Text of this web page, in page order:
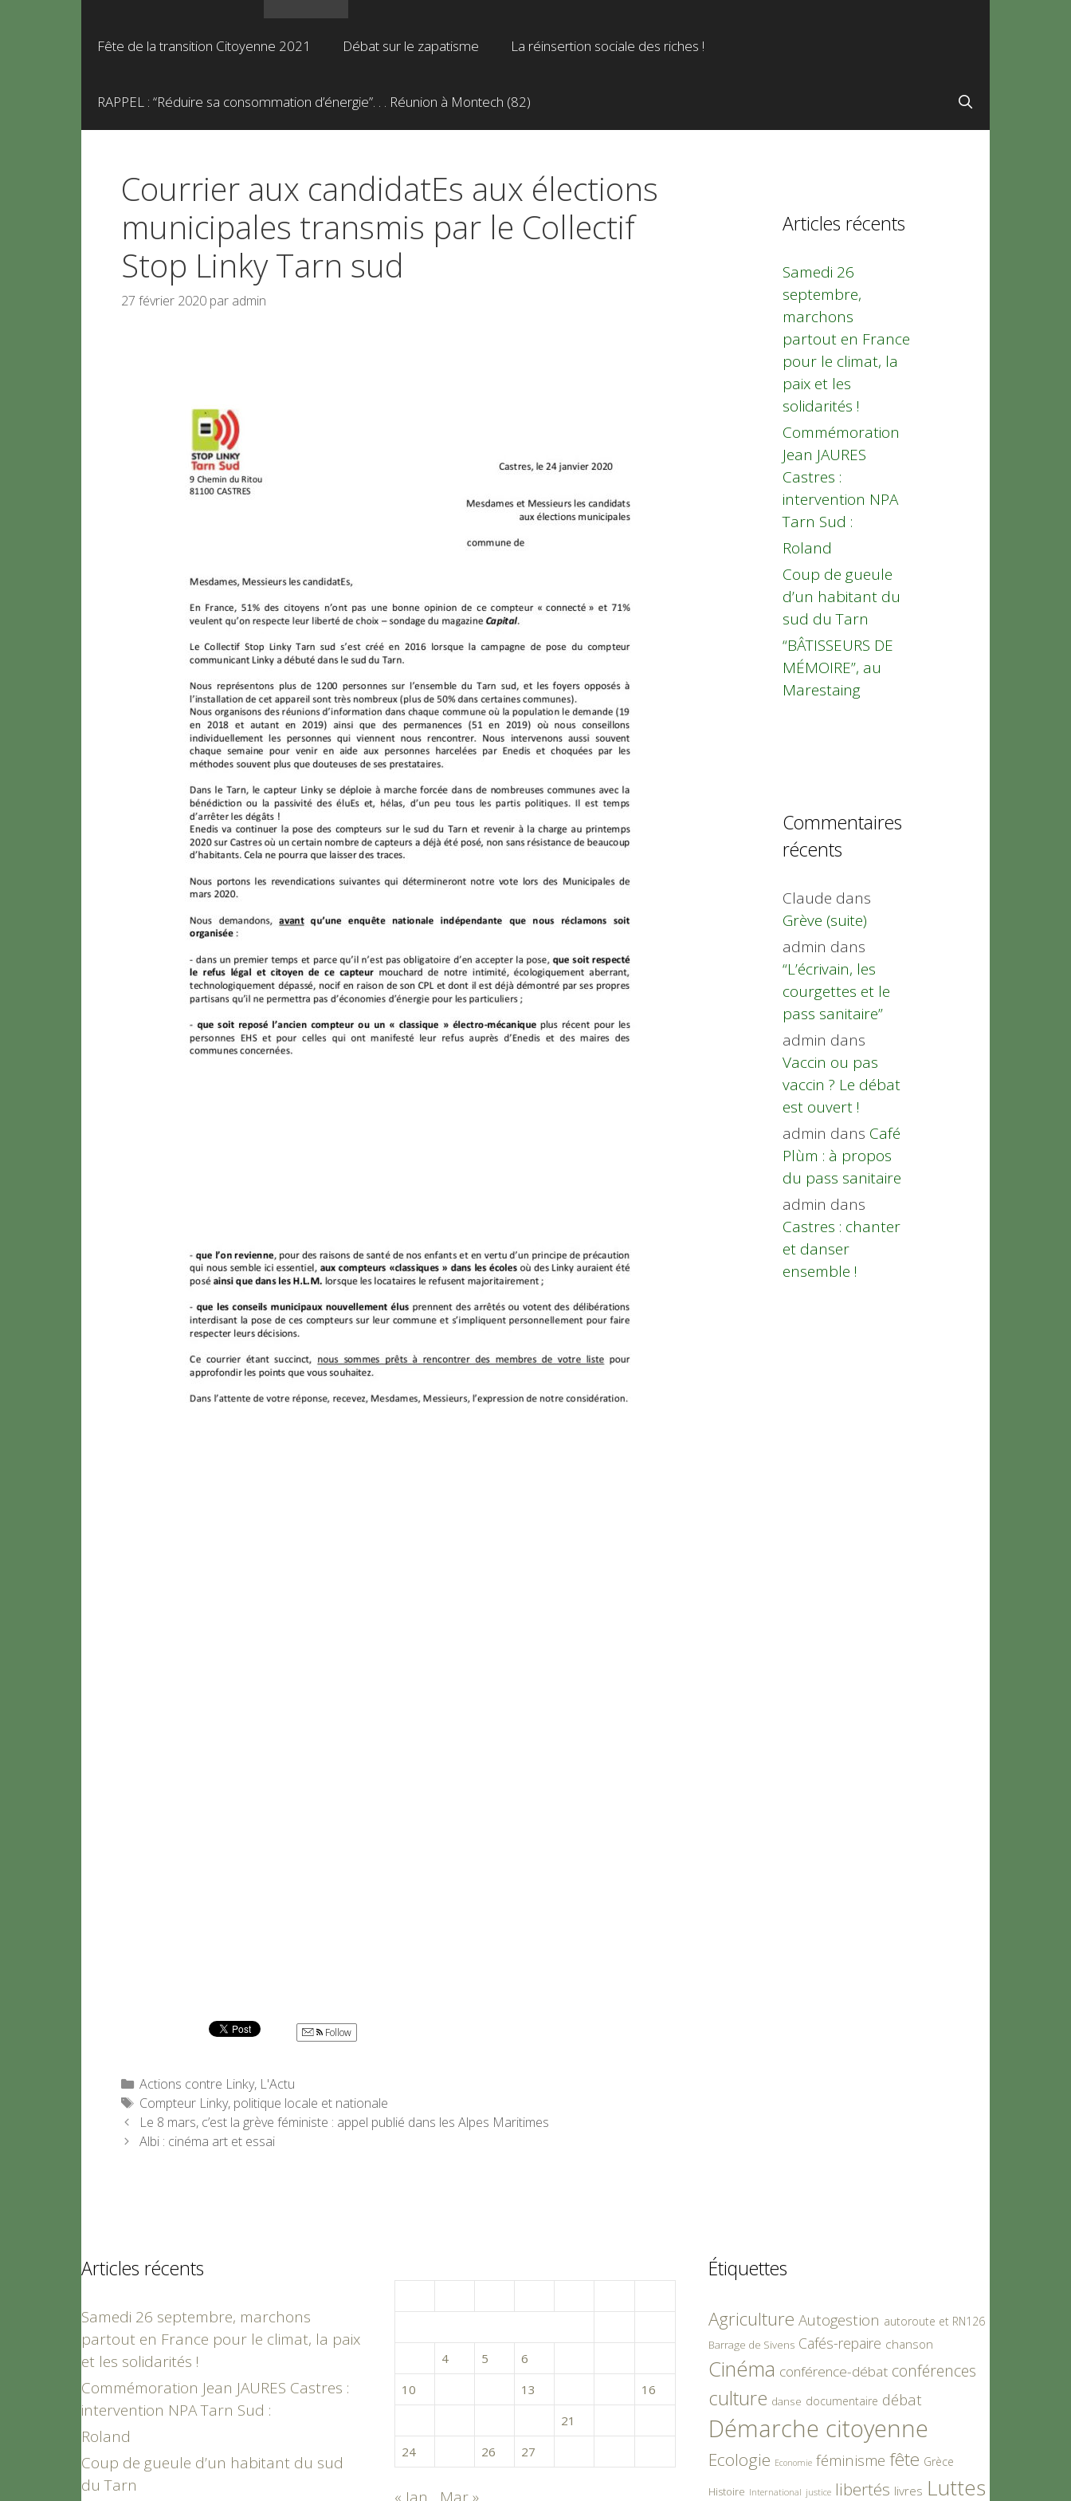
Fête de la transition Citoyenne 2021 Débat sur le zapatisme La réinsertion sociale des riches !
RAPPEL : “Réduire sa consommation d’énergie”. . . Réunion à Montech (82)
Courrier aux candidatEs aux élections
municipales transmis par le Collectif
Stop Linky Tarn sud
27 février 2020 par admin
Follow
Catégories
Actions contre Linky, L'Actu
Étiquettes
Compteur Linky, politique locale et nationale
Le 8 mars, c’est la grève féministe : appel publié dans les Alpes Maritimes
Albi : cinéma art et essai
Articles récents
Samedi 26
septembre,
marchons
partout en France
pour le climat, la
paix et les
solidarités !
Commémoration
Jean JAURES
Castres :
intervention NPA
Tarn Sud :
Roland
Coup de gueule
d’un habitant du
sud du Tarn
“BÂTISSEURS DE
MÉMOIRE”, au
Marestaing
Commentaires
récents
Claude dans
Grève (suite)
admin dans
“L’écrivain, les
courgettes et le
pass sanitaire”
admin dans
Vaccin ou pas
vaccin ? Le débat
est ouvert !
admin dans Café
Plùm : à propos
du pass sanitaire
admin dans
Castres : chanter
et danser
ensemble !
Articles récents
Samedi 26 septembre, marchons
partout en France pour le climat, la paix
et les solidarités !
Commémoration Jean JAURES Castres :
intervention NPA Tarn Sud :
Roland
Coup de gueule d’un habitant du sud
du Tarn
4 5 6
10
13
16
21
24
26 27
Étiquettes
Agriculture Autogestion autoroute et RN126
Barrage de Sivens Cafés-repaire chanson
Cinéma conférence-débat conférences
culture danse documentaire débat
Démarche citoyenne
Ecologie Economie féminisme fête Grèce
Histoire International justice libertés livres Luttes